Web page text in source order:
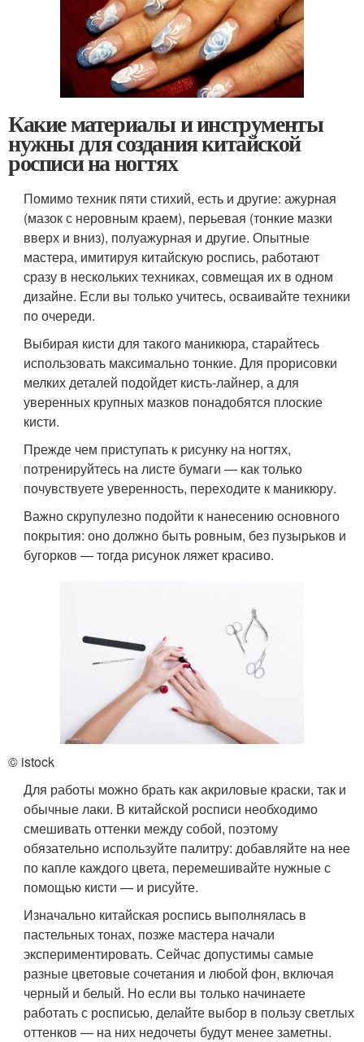
Какие материалы и инструменты
нужны для создания китайской
росписи на ногтях
Помимо техник пяти стихий, есть и другие: ажурная
(мазок с неровным краем), перьевая (тонкие мазки
вверх и вниз), полуажурная и другие. Опытные
мастера, имитируя китайскую роспись, работают
сразу в нескольких техниках, совмещая их в одном
дизайне. Если вы только учитесь, осваивайте техники
по очереди.
Выбирая кисти для такого маникюра, старайтесь
использовать максимально тонкие. Для прорисовки
мелких деталей подойдет кисть-лайнер, а для
уверенных крупных мазков понадобятся плоские
кисти.
Прежде чем приступать к рисунку на ногтях,
потренируйтесь на листе бумаги — как только
почувствуете уверенность, переходите к маникюру.
Важно скрупулезно подойти к нанесению основного
покрытия: оно должно быть ровным, без пузырьков и
бугорков — тогда рисунок ляжет красиво.
© istock
Для работы можно брать как акриловые краски, так и
обычные лаки. В китайской росписи необходимо
смешивать оттенки между собой, поэтому
обязательно используйте палитру: добавляйте на нее
по капле каждого цвета, перемешивайте нужные с
помощью кисти — и рисуйте.
Изначально китайская роспись выполнялась в
пастельных тонах, позже мастера начали
экспериментировать. Сейчас допустимы самые
разные цветовые сочетания и любой фон, включая
черный и белый. Но если вы только начинаете
работать с росписью, делайте выбор в пользу светлых
оттенков — на них недочеты будут менее заметны.